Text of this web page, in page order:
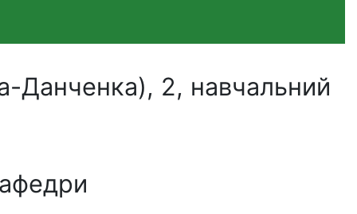
Данченка), 2, навчальний